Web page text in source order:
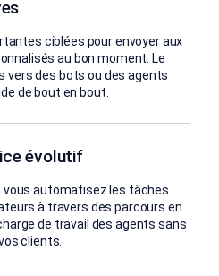
ciblées pour envoyer aux
au bon moment. Le
vers des bots ou des agents
de bout en bout.
évolutif
vous automatisez les tâches
à travers des parcours en
de travail des agents sans
clients.